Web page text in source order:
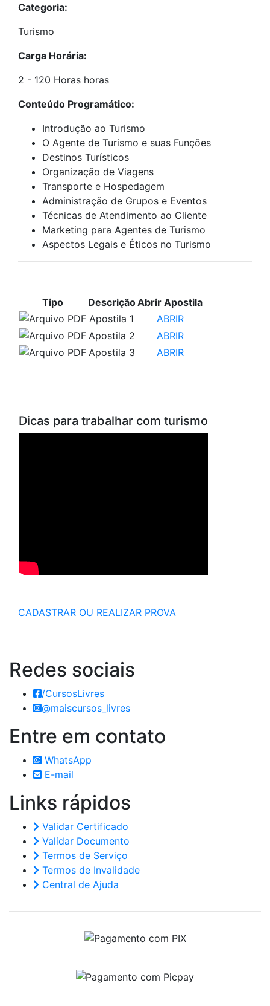
Categoria:
Turismo
Carga Horária:
2 - 120 Horas horas
Conteúdo Programático:
Introdução ao Turismo
O Agente de Turismo e suas Funções
Destinos Turísticos
Organização de Viagens
Transporte e Hospedagem
Administração de Grupos e Eventos
Técnicas de Atendimento ao Cliente
Marketing para Agentes de Turismo
Aspectos Legais e Éticos no Turismo
Tipo DescriçãoAbrir Apostila
Apostila 1
ABRIR
Apostila 2
ABRIR
Apostila 3
ABRIR
Dicas para trabalhar com turismo
CADASTRAR OU REALIZAR PROVA
Redes sociais
/CursosLivres
@maiscursos_livres
Entre em contato
WhatsApp
E-mail
Links rápidos
Validar Certificado
Validar Documento
Termos de Serviço
Termos de Invalidade
Central de Ajuda